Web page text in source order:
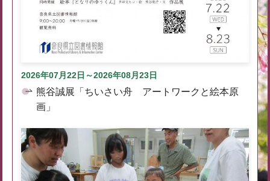
2026年07月22日～2026年08月23日
熊谷誠展「ちいさい舟 アートワークと絵本原
画」